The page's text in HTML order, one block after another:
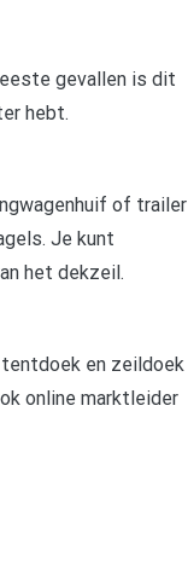
gevallen is dit
hebt.
of trailer
Je kunt
het dekzeil.
en zeildoek
online marktleider